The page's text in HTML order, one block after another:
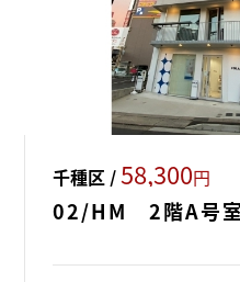
千種区 /58,300円
02/HM 2階A号